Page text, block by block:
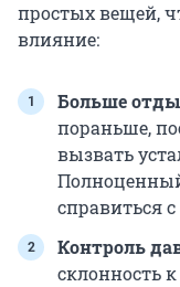
простых вещей,
влияние:
Больше
пораньше,
вызвать
справиться
Контроль
склонность